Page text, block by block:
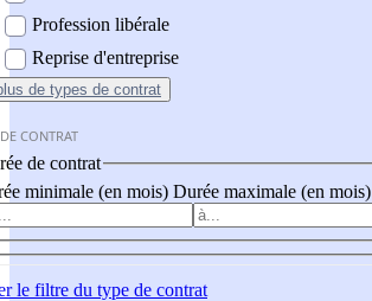
Profession libérale
Reprise d'entreprise
de types de contrat
CONTRAT
de contrat
minimale (en mois) Durée maximale (en mois)
le filtre du type de contrat